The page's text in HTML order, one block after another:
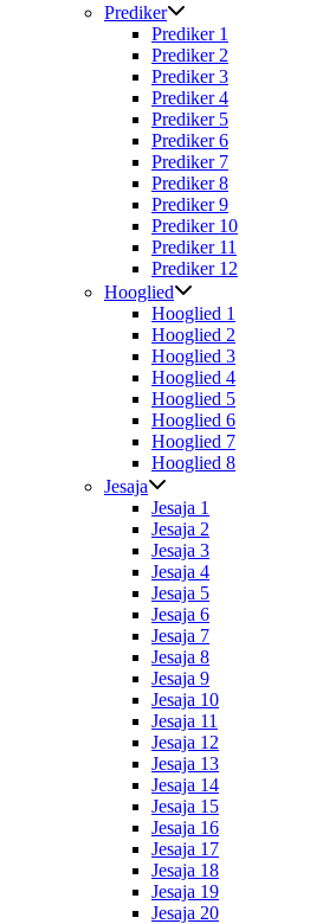
Prediker
Prediker 1
Prediker 2
Prediker 3
Prediker 4
Prediker 5
Prediker 6
Prediker 7
Prediker 8
Prediker 9
Prediker 10
Prediker 11
Prediker 12
Hooglied
Hooglied 1
Hooglied 2
Hooglied 3
Hooglied 4
Hooglied 5
Hooglied 6
Hooglied 7
Hooglied 8
Jesaja
Jesaja 1
Jesaja 2
Jesaja 3
Jesaja 4
Jesaja 5
Jesaja 6
Jesaja 7
Jesaja 8
Jesaja 9
Jesaja 10
Jesaja 11
Jesaja 12
Jesaja 13
Jesaja 14
Jesaja 15
Jesaja 16
Jesaja 17
Jesaja 18
Jesaja 19
Jesaja 20